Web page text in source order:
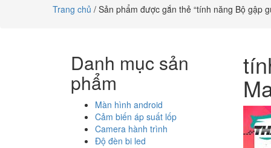
Trang chủ / Sản phẩm được gắn thẻ “tính năng Bộ gập
Danh mục sản
phẩm
Màn hình android
Cảm biến áp suất lốp
Camera hành trình
Độ đèn bi led